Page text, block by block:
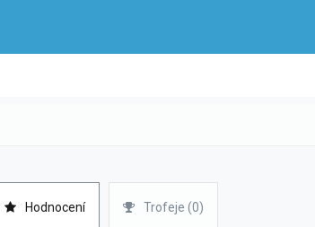
Hodnocení Trofeje (0)